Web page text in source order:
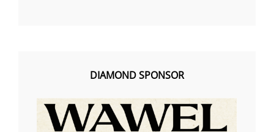
DIAMOND SPONSOR